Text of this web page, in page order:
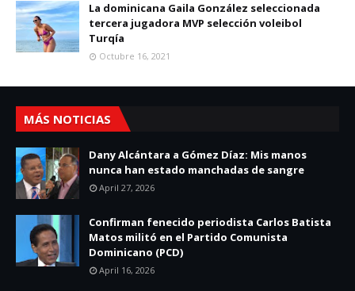
La dominicana Gaila González seleccionada
tercera jugadora MVP selección voleibol
Turqía
Octubre 16, 2021
MÁS NOTICIAS
Dany Alcántara a Gómez Díaz: Mis manos
nunca han estado manchadas de sangre
April 27, 2026
Confirman fenecido periodista Carlos Batista
Matos militó en el Partido Comunista
Dominicano (PCD)
April 16, 2026